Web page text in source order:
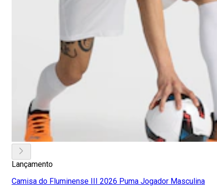
Lançamento
Camisa do Fluminense III 2026 Puma Jogador Masculina